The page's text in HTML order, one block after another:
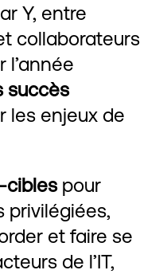
Y, entre
collaborateurs
l’année
succès
les enjeux de
ciblespour
privilégiées,
et faire se
de l’IT,